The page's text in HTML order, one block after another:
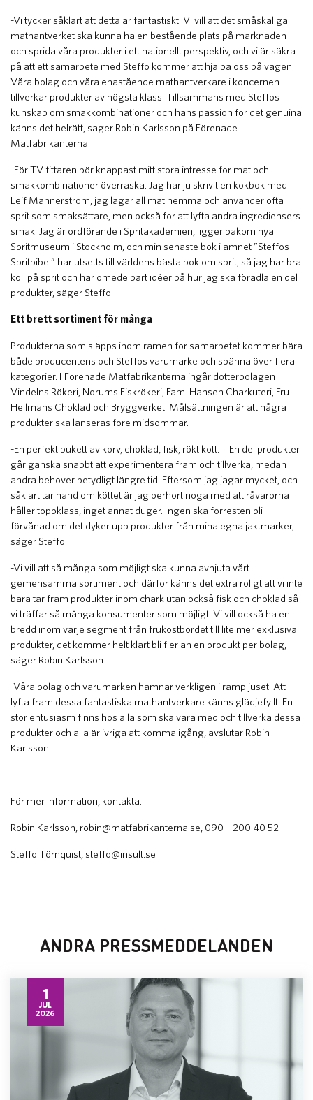
-Vi tycker såklart att detta är fantastiskt. Vi vill att det småskaliga
mathantverket ska kunna ha en bestående plats på marknaden
och sprida våra produkter i ett nationellt perspektiv, och vi är säkra
på att ett samarbete med Steffo kommer att hjälpa oss på vägen.
Våra bolag och våra enastående mathantverkare i koncernen
tillverkar produkter av högsta klass. Tillsammans med Steffos
kunskap om smakkombinationer och hans passion för det genuina
känns det helrätt, säger Robin Karlsson på Förenade
Matfabrikanterna.
-För TV-tittaren bör knappast mitt stora intresse för mat och
smakkombinationer överraska. Jag har ju skrivit en kokbok med
Leif Mannerström, jag lagar all mat hemma och använder ofta
sprit som smaksättare, men också för att lyfta andra ingrediensers
smak. Jag är ordförande i Spritakademien, ligger bakom nya
Spritmuseum i Stockholm, och min senaste bok i ämnet ”Steffos
Spritbibel” har utsetts till världens bästa bok om sprit, så jag har bra
koll på sprit och har omedelbart idéer på hur jag ska förädla en del
produkter, säger Steffo.
Ett brett sortiment för många
Produkterna som släpps inom ramen för samarbetet kommer bära
både producentens och Steffos varumärke och spänna över flera
kategorier. I Förenade Matfabrikanterna ingår dotterbolagen
Vindelns Rökeri, Norums Fiskrökeri, Fam. Hansen Charkuteri, Fru
Hellmans Choklad och Bryggverket. Målsättningen är att några
produkter ska lanseras före midsommar.
-En perfekt bukett av korv, choklad, fisk, rökt kött…. En del produkter
går ganska snabbt att experimentera fram och tillverka, medan
andra behöver betydligt längre tid. Eftersom jag jagar mycket, och
såklart tar hand om köttet är jag oerhört noga med att råvarorna
håller toppklass, inget annat duger. Ingen ska förresten bli
förvånad om det dyker upp produkter från mina egna jaktmarker,
säger Steffo.
-Vi vill att så många som möjligt ska kunna avnjuta vårt
gemensamma sortiment och därför känns det extra roligt att vi inte
bara tar fram produkter inom chark utan också fisk och choklad så
vi träffar så många konsumenter som möjligt. Vi vill också ha en
bredd inom varje segment från frukostbordet till lite mer exklusiva
produkter, det kommer helt klart bli fler än en produkt per bolag,
säger Robin Karlsson.
-Våra bolag och varumärken hamnar verkligen i rampljuset. Att
lyfta fram dessa fantastiska mathantverkare känns glädjefyllt. En
stor entusiasm finns hos alla som ska vara med och tillverka dessa
produkter och alla är ivriga att komma igång, avslutar Robin
Karlsson.
————
För mer information, kontakta:
Robin Karlsson, robin@matfabrikanterna.se , 090 – 200 40 52
Steffo Törnquist, steffo@insult.se
ANDRA PRESSMEDDELANDEN
1
JUL
2026